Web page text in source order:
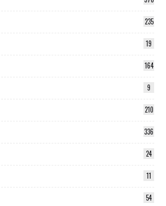
235
19
164
9
210
336
24
11
54